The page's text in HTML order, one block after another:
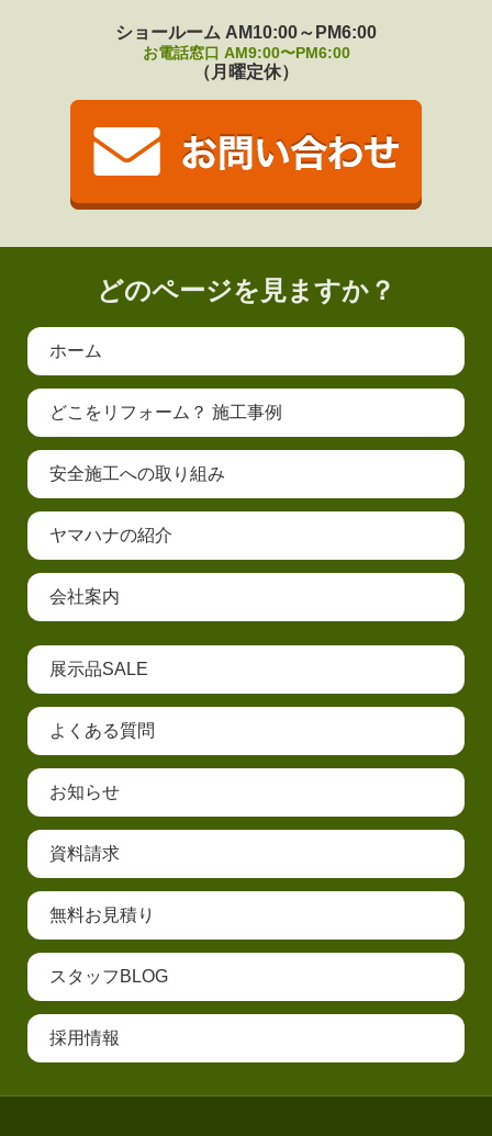
ショールーム AM10:00～PM6:00
お電話窓口 AM9:00〜PM6:00
（月曜定休）
どのページを見ますか？
ホーム
どこをリフォーム？ 施工事例
安全施工への取り組み
ヤマハナの紹介
会社案内
展示品SALE
よくある質問
お知らせ
資料請求
無料お見積り
スタッフBLOG
採用情報